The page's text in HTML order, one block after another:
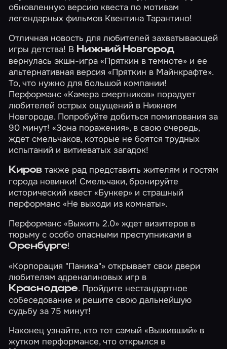
обновленную версию квеста по мотивам
легендарных фильмов Квентина Тарантино!
Отличная новость для любителей захватывающей
игры детства! В Нижний Новгород
вернулась экшн-игра«Пряткин в темноте» и ее
альтернативная версия«Пряткин в Майнкрафте».
То, что нужно для большой компании!
Перформанс«Камера смертников» порадует
любителей острых ощущений в Нижнем
Новгороде. Попробуйте добиться помилования за
90 минут!«Зона поражения», в свою очередь,
ждет смельчаков, которые не боятся трудных
испытаний и витиеватых загадок!
Кировтакже рад представить жителям и гостям
города новинки! Смельчаки, бронируйте
исторический квест«Бункер» и страшный
перформанс«Не выходи из комнаты».
Перформанс«Выжить 2.0» ждет визитеров в
тюрьму с особо опасными преступниками в
Оренбурге!
«Корпорация "Паника"» открывает свои двери
любителям адреналиновых игр в
Краснодаре. Пройдите нестандартное
собеседование и решите свою дальнейшую
судьбу за 75 минут!
Наконец узнайте, кто тот самый«Выживший» в
жутком перформансе, что открылся в